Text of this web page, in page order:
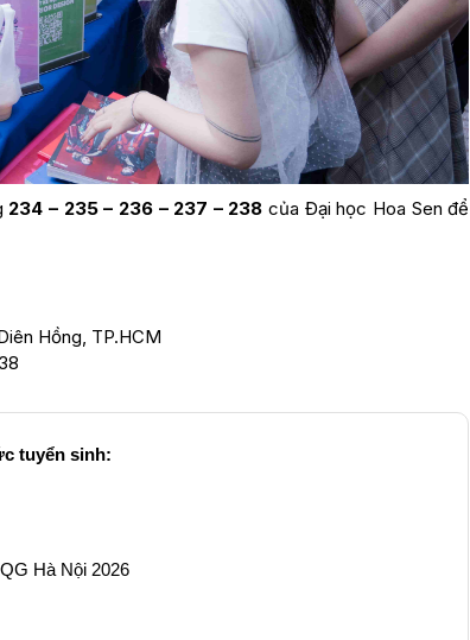
234 – 235 – 236 – 237 – 238của Đại học Hoa Sen để
Hồng, TP.HCM
tuyển sinh:
Hà Nội 2026